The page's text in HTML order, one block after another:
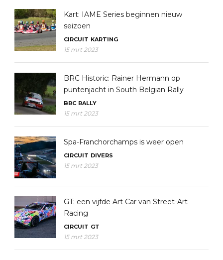
Kart: IAME Series beginnen nieuw
seizoen
CIRCUIT KARTING
15 mrt 2023
BRC Historic: Rainer Hermann op
puntenjacht in South Belgian Rally
BRC RALLY
15 mrt 2023
Spa-Franchorchamps is weer open
CIRCUIT DIVERS
15 mrt 2023
GT: een vijfde Art Car van Street-Art
Racing
CIRCUIT GT
15 mrt 2023